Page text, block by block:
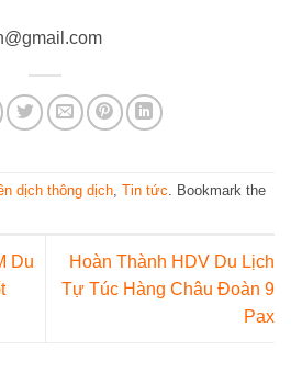
dịch thông dịch Tin tức . Bookmark the
Du
Hoàn Thành HDV Du Lịch
Tự Túc Hàng Châu Đoàn 9
Pax